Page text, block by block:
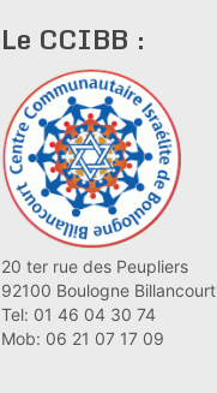
Le CCIBB :
20 ter rue des Peupliers
92100 Boulogne Billancourt
Tel: 01 46 04 30 74
Mob: 06 21 07 17 09